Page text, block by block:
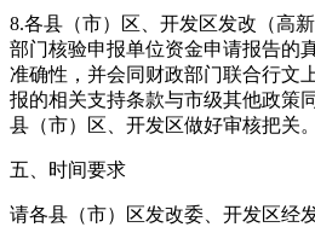
8.各县（市）区、开发区发改（高
部门核验申报单位资金申请报告的
准确性，并会同财政部门联合行文
报的相关支持条款与市级其他政策
县（市）区、开发区做好审核把关。
五、时间要求
请各县（市）区发改委、开发区经